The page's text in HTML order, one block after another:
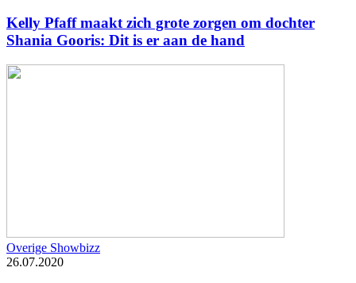
Kelly Pfaff maakt zich grote zorgen om dochter
Shania Gooris: Dit is er aan de hand
Overige Showbizz
26.07.2020